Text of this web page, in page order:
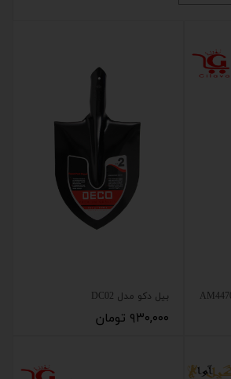
بیل دکو مدل DC02
۹۳۰,۰۰۰ تومان